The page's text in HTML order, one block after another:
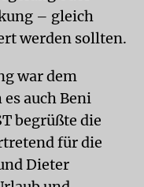
– gleich
werden sollten.
war dem
auch Beni
begrüßte die
für die
Dieter